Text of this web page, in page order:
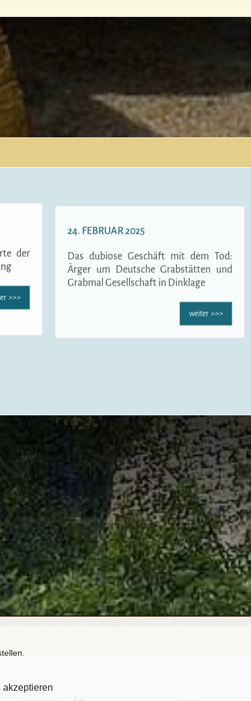
der
Das dubiose Geschäft mit dem Tod:
Ärger um Deutsche Grabstätten und
Grabmal Gesellschaft in Dinklage